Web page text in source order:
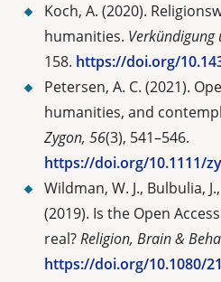
Koch, A. (2020).
humanities. Verkündigung
158. https://doi.org/
Petersen, A. C. (2021).
humanities, and
Zygon, 56(3), 541–546.
https://doi.org/10.1111/
Wildman, W. J., Bulbulia,
(2019). Is the Open
real?Religion, Brain &
https://doi.org/10.1080/